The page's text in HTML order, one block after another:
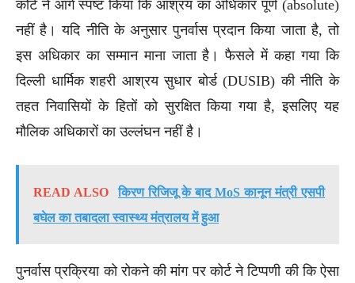
कोर्ट ने आगे स्पष्ट किया कि आश्रय का अधिकार पूर्ण (absolute)
नहीं है। यदि नीति के अनुसार पुनर्वास प्रदान किया जाता है, तो
इस अधिकार का सम्मान माना जाता है। फैसले में कहा गया कि
दिल्ली धार्मिक शहरी आश्रय सुधार बोर्ड (DUSIB) की नीति के
तहत निवासियों के हितों को सुरक्षित किया गया है, इसलिए यह
मौलिक अधिकारों का उल्लंघन नहीं है।
READ ALSO
किरण रिजिजू के बाद MoS कानून मंत्री एसपी
बघेल का तबादला स्वास्थ्य मंत्रालय में हुआ
पुनर्वास प्रक्रिया को रोकने की मांग पर कोर्ट ने टिप्पणी की कि ऐसा